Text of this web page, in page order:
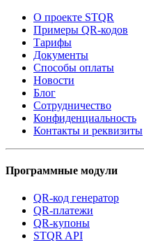
О проекте STQR
Примеры QR-кодов
Тарифы
Документы
Способы оплаты
Новости
Блог
Сотрудничество
Конфиденциальность
Контакты и реквизиты
Программные модули
QR-код генератор
QR-платежи
QR-купоны
STQR API